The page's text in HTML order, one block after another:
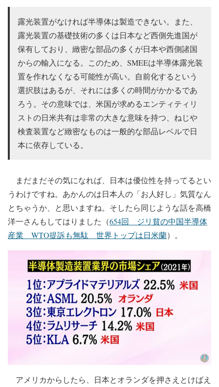
露光装置がなければ半導体は製造できない。また、
露光装置の基礎技術の多くは日本など西側先進国が
保有しており、緻密な部品の多くが日本や西側諸国
からの輸入になる。このため、SMEEは半導体露光装
置を作れなくなる可能性が高い。自前化するという
選択肢はあるが、それには多くの時間がかかるであ
ろう。その意味では、米国が求めるエンティティリ
ストの日米共有は非常の大きな意味を持つ、ねじや
検査装置など緻密なものは一般的な部品レベルで日
本に依存している。
まだまだその気になれば、日本は優位性を持ってるとい
うわけですね。あかんのは日本人の「お人好し」気質なん
とちゃうか、と思いますね。そしたら同じような話を高橋
洋一さんもしてはりました（654回 ジリ貧の中国半導体
産業 WTO提訴も無駄 世界トップは日米蘭）。
アメリカからしたら、日本とオランダを押さえとけばえ